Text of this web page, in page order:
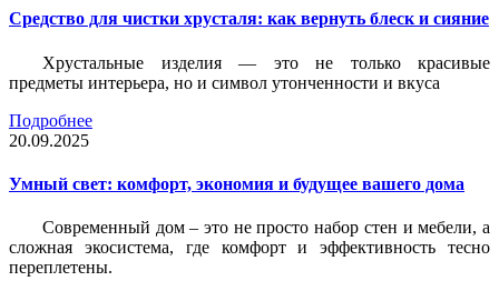
Средство для чистки хрусталя: как вернуть блеск и сияние
Хрустальные изделия — это не только красивые
предметы интерьера, но и символ утонченности и вкуса
Подробнее
20.09.2025
Умный свет: комфорт, экономия и будущее вашего дома
Современный дом – это не просто набор стен и мебели, а
сложная экосистема, где комфорт и эффективность тесно
переплетены.